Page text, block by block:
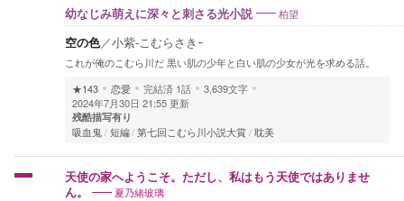
幼なじみ萌えに深々と刺さる光小説 柏望
空の色／小紫-こむらさきｰ
これが俺のこむら川だ 黒い肌の少年と白い肌の少女が光を求める話。
★143
恋愛 完結済 1話
3,639文字
2024年7月30日 21:55 更新
残酷描写有り
吸血鬼 短編 第七回こむら川小説大賞 耽美
天使の家へようこそ。ただし、私はもう天使ではありませ
ん。
夏乃緒玻璃